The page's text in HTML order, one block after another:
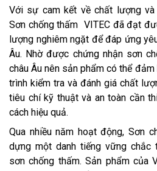
Với sự cam kết về chất lượng và
Sơn chống thấm VITEC đã đạt
lượng nghiêm ngặt để đáp ứng
Âu. Nhờ được chứng nhận sơn
châu Âu nên sản phẩm có thể
trình kiểm tra và đánh giá chất
tiêu chí kỹ thuật và an toàn cần
cách hiệu quả.
Qua nhiều năm hoạt động, Sơn
dựng một danh tiếng vững chắc
sơn chống thấm. Sản phẩm của